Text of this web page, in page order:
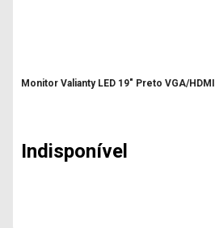
Monitor Valianty LED 19" Preto VGA/HDMI
Indisponível